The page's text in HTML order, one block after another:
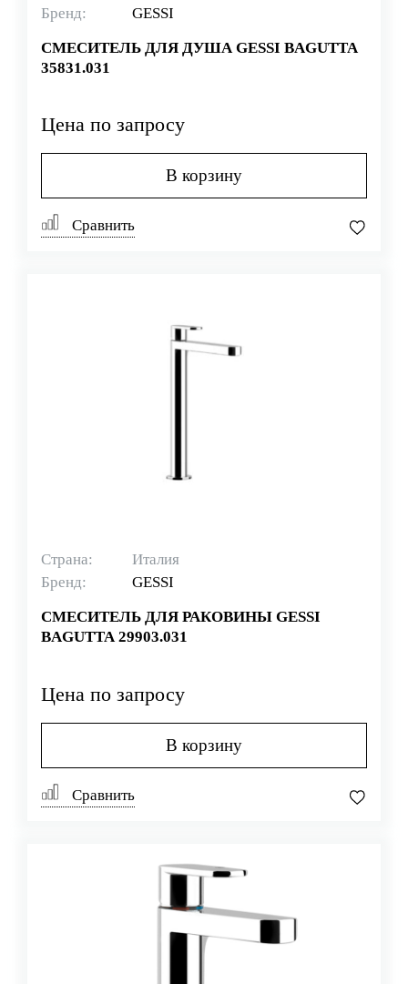
Бренд:
GESSI
СМЕСИТЕЛЬ ДЛЯ ДУША GESSI BAGUTTA
35831.031
Цена по запросу
В корзину
Сравнить
Страна:
Италия
Бренд:
GESSI
СМЕСИТЕЛЬ ДЛЯ РАКОВИНЫ GESSI
BAGUTTA 29903.031
Цена по запросу
В корзину
Сравнить